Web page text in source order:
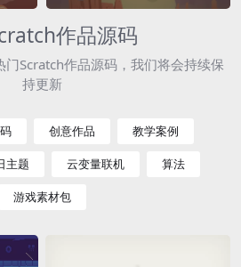
作品源码
Scratch作品源码，我们将会持续保
持更新
创意作品 教学案例
主题 云变量联机 算法
游戏素材包